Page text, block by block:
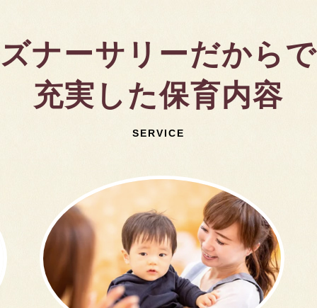
ナーサリーだから
充実した保育内容